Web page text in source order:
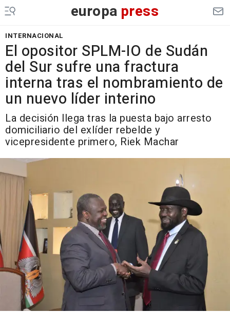
europa press
INTERNACIONAL
El opositor SPLM-IO de Sudán
del Sur sufre una fractura
interna tras el nombramiento de
un nuevo líder interino
La decisión llega tras la puesta bajo arresto
domiciliario del exlíder rebelde y
vicepresidente primero, Riek Machar